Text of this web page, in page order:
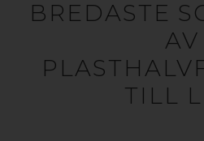
BREDASTE
AV
TILL